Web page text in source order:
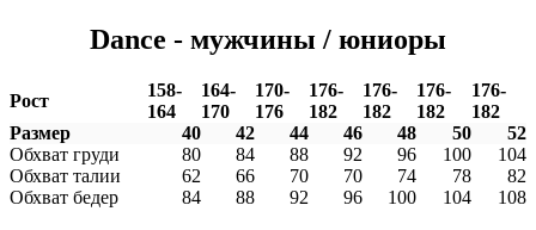
Dance - мужчины / юниоры
Рост
158-
164
164-
170
170-
176
176-
182
176-
182
176-
182
176-
182
Размер
40 42 44 46 48 50
52
Обхват груди
80 84 88 92 96 100
104
Обхват талии
62 66 70 70 74 78
82
Обхват бедер
84 88 92 96 100 104 108